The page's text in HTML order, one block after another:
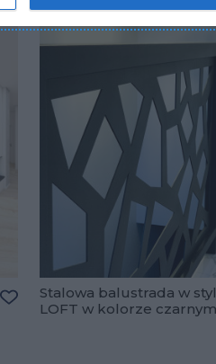
Dodaj do ulubionych
Stalowa balustrada w
LOFT w kolorze czarnym